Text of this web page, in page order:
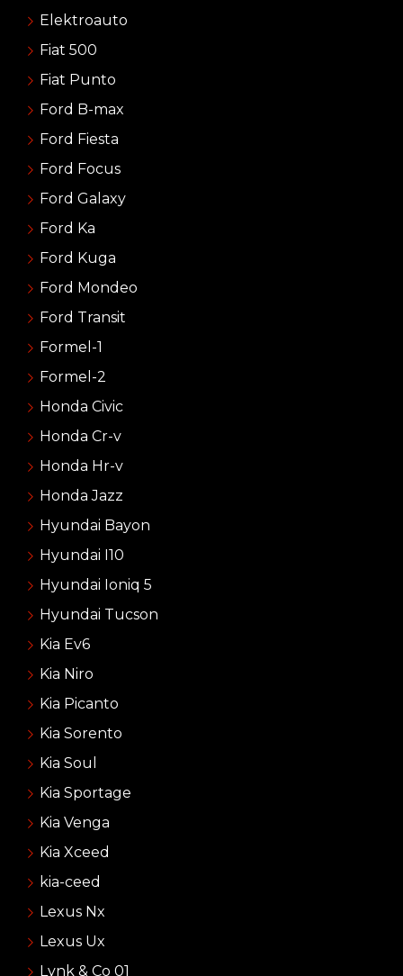
Elektroauto
Fiat 500
Fiat Punto
Ford B-max
Ford Fiesta
Ford Focus
Ford Galaxy
Ford Ka
Ford Kuga
Ford Mondeo
Ford Transit
Formel-1
Formel-2
Honda Civic
Honda Cr-v
Honda Hr-v
Honda Jazz
Hyundai Bayon
Hyundai I10
Hyundai Ioniq 5
Hyundai Tucson
Kia Ev6
Kia Niro
Kia Picanto
Kia Sorento
Kia Soul
Kia Sportage
Kia Venga
Kia Xceed
kia-ceed
Lexus Nx
Lexus Ux
Lynk & Co 01